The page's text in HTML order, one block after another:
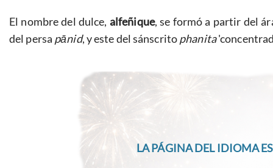
El nombre del dulce, alfeñique, se formó a partir del
del persa pānid, y este del sánscritophanita
LA PÁGINA DEL IDIOMA